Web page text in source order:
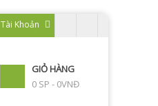
Tài Khoản
GIỎ HÀNG
0 SP - 0VNĐ